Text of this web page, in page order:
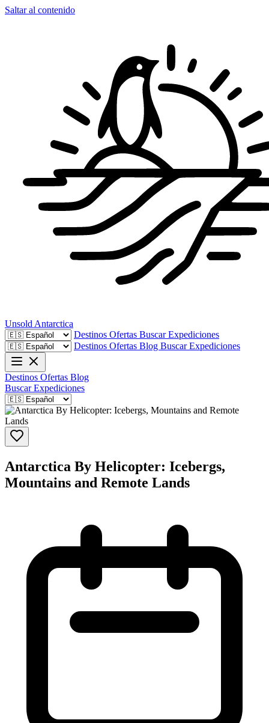
Saltar al contenido
Unsold Antarctica
Destinos Ofertas Buscar Expediciones
Destinos Ofertas Blog Buscar Expediciones
Destinos Ofertas Blog
Buscar Expediciones
Antarctica By Helicopter: Icebergs,
Mountains and Remote Lands